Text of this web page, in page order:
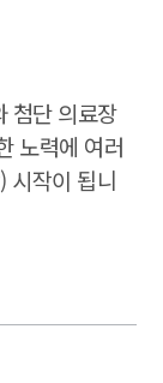
첨단 의료장
노력에 여러
시작이 됩니